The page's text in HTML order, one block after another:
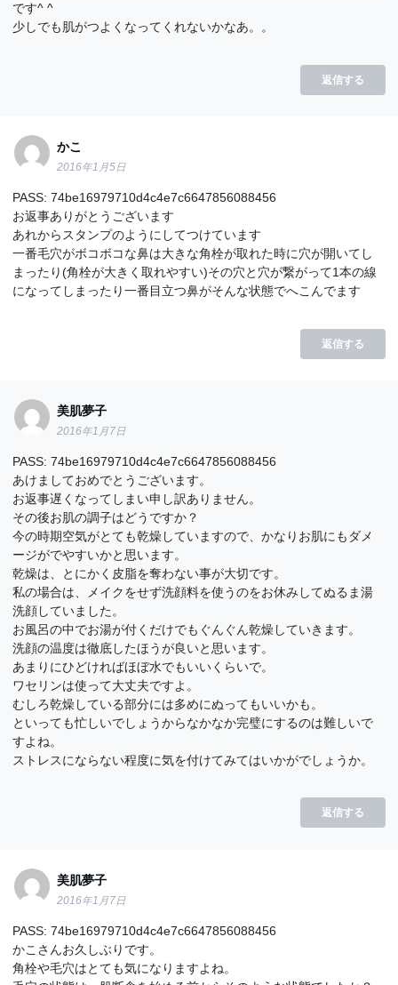
です^ ^
少しでも肌がつよくなってくれないかなあ。。
返信する
かこ
2016年1月5日
PASS: 74be16979710d4c4e7c6647856088456
お返事ありがとうございます
あれからスタンプのようにしてつけています
一番毛穴がボコボコな鼻は大きな角栓が取れた時に穴が開いてし
まったり(角栓が大きく取れやすい)その穴と穴が繋がって1本の線
になってしまったり一番目立つ鼻がそんな状態でへこんでます
返信する
美肌夢子
2016年1月7日
PASS: 74be16979710d4c4e7c6647856088456
あけましておめでとうございます。
お返事遅くなってしまい申し訳ありません。
その後お肌の調子はどうですか？
今の時期空気がとても乾燥していますので、かなりお肌にもダメ
ージがでやすいかと思います。
乾燥は、とにかく皮脂を奪わない事が大切です。
私の場合は、メイクをせず洗顔料を使うのをお休みしてぬるま湯
洗顔していました。
お風呂の中でお湯が付くだけでもぐんぐん乾燥していきます。
洗顔の温度は徹底したほうが良いと思います。
あまりにひどければほぼ水でもいいくらいで。
ワセリンは使って大丈夫ですよ。
むしろ乾燥している部分には多めにぬってもいいかも。
といっても忙しいでしょうからなかなか完璧にするのは難しいで
すよね。
ストレスにならない程度に気を付けてみてはいかがでしょうか。
返信する
美肌夢子
2016年1月7日
PASS: 74be16979710d4c4e7c6647856088456
かこさんお久しぶりです。
角栓や毛穴はとても気になりますよね。